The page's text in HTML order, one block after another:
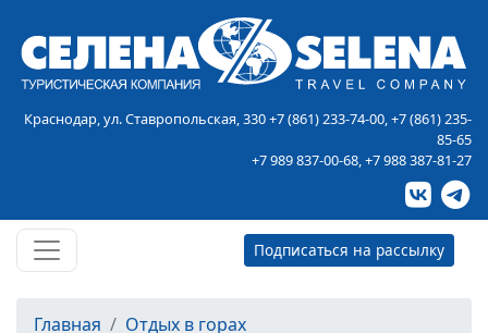
Краснодар, ул. Ставропольская, 330+7 (861) 233-74-00 +7 (861) 235-
85-65
+7 989 837-00-68 +7 988 387-81-27
Подписаться на рассылку
Главная
Отдых в горах